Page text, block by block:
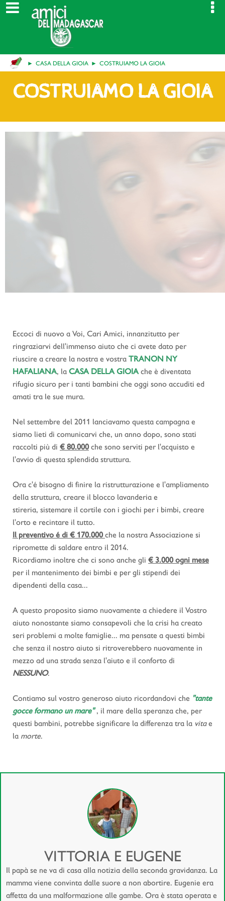
CASA DELLA GIOIA COSTRUIAMO LA GIOIA
COSTRUIAMO LA GIOIA
Eccoci di nuovo a Voi, Cari Amici, innanzitutto per
ringraziarvi dell'immenso aiuto che ci avete dato per
riuscire a creare la nostra e vostra TRANON NY
HAFALIANA, la CASA DELLA GIOIAche è diventata
rifugio sicuro per i tanti bambini che oggi sono accuditi ed
amati tra le sue mura.
Nel settembre del 2011 lanciavamo questa campagna e
siamo lieti di comunicarvi che, un anno dopo, sono stati
raccolti più di € 80.000che sono serviti per l'acquisto e
l'avvio di questa splendida struttura.
Ora c'é bisogno di finire la ristrutturazione e l'ampliamento
della struttura, creare il blocco lavanderia e
stireria, sistemare il cortile con i giochi per i bimbi, creare
l'orto e recintare il tutto.
Il preventivo é di € 170.000che la nostra Associazione si
ripromette di saldare entro il 2014.
Ricordiamo inoltre che ci sono anche gli € 3.000 ogni mese
per il mantenimento dei bimbi e per gli stipendi dei
dipendenti della casa...
A questo proposito siamo nuovamente a chiedere il Vostro
aiuto nonostante siamo consapevoli che la crisi ha creato
seri problemi a molte famiglie... ma pensate a questi bimbi
che senza il nostro aiuto si ritroverebbero nuovamente in
mezzo ad una strada senza l'aiuto e il conforto di
NESSUNO.
Contiamo sul vostro generoso aiuto ricordandovi che "tante
gocce formano un mare", il mare della speranza che, per
questi bambini, potrebbe significare la differenza tra la vitae
la morte.
VITTORIA E EUGENE
Il papà se ne va di casa alla notizia della seconda gravidanza. La
mamma viene convinta dalle suore a non abortire. Eugenie era
affetta da una malformazione alle gambe. Ora è stata operata e